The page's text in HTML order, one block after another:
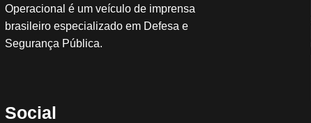
Operacional é um veículo de imprensa
brasileiro especializado em Defesa e
Segurança Pública.
Social